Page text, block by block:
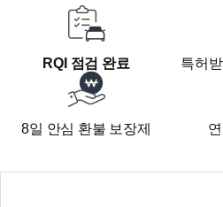
- 합리적인 가격 책정과 정찰
- 세금 계산서 또는 현금 영
- 런닝맨, 나 혼자 산다, 살림
연예인들도 선택한 리본카
업계 최초 YouTube 실버 버
- 오시는 길
RQI 점검 완료 특허
8일 안심 환불 보장제